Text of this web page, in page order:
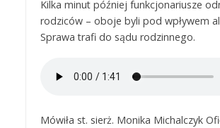
Kilka minut później funkcjonariusze
rodziców – oboje byli pod wpływem
Sprawa trafi do sądu rodzinnego.
Mówiła st. sierż. Monika Michalczyk